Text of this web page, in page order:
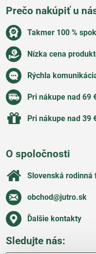
Prečo nakúpiť u
Takmer 100 %
Nízka cena
Rýchla
Pri nákupe nad 69
Pri nákupe nad 39
O spoločnosti
Slovenská rodinná
obchod​@jutro​.sk
Ďalšie kontakty
Sledujte nás: